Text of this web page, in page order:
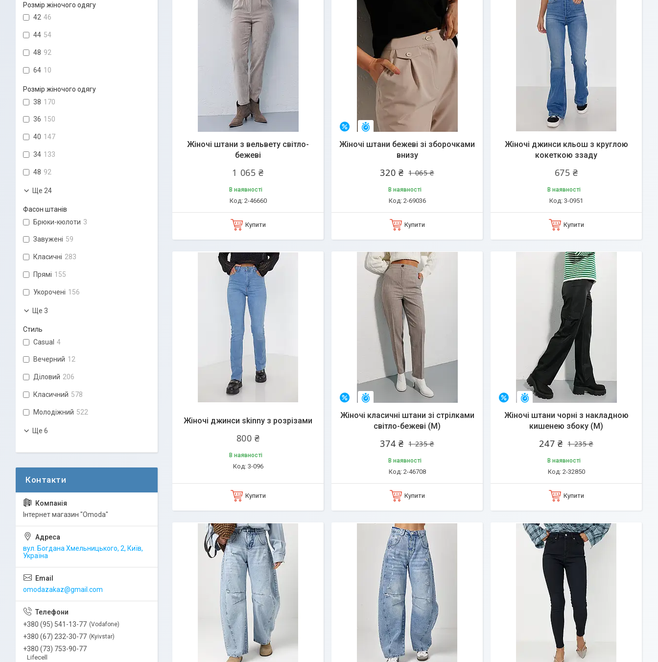
Жіночі штани з вельвету світло-
бежеві
1 065 ₴
В наявності
2-46660
Купити
–70% Залишився 1 день
Жіночі штани бежеві зі зборочками
внизу
1 065 ₴
320 ₴
В наявності
2-69036
Купити
Жіночі джинси кльош з круглою
кокеткою ззаду
675 ₴
В наявності
3-0951
Купити
Жіночі джинси skinny з розрізами
800 ₴
В наявності
3-096
Купити
–70% Залишився 21 день
Жіночі класичні штани зі стрілками
світло-бежеві (M)
1 235 ₴
374 ₴
В наявності
2-46708
Купити
–80% Залишився 31 день
Жіночі штани чорні з накладною
кишенею збоку (M)
1 235 ₴
247 ₴
В наявності
2-32850
Купити
Розмір жіночого одягу
42 46
44 54
48 92
64 10
Розмір жіночого одягу
38 170
36 150
40 147
34 133
48 92
Ще 24
Фасон штанів
Брюки-кюлоти 3
Завужені 59
Класичні 283
Прямі 155
Укорочені 156
Ще 3
Стиль
Casual 4
Вечерний 12
Діловий 206
Класичний 578
Молодіжний 522
Ще 6
Інтернет магазин "Omoda"
вул. Богдана Хмельницького, 2, Київ,
Україна
omodazakaz@gmail.com
+380 (95) 541-13-77 Vodafone
+380 (67) 232-30-77 Kyivstar
+380 (73) 753-90-77
Lifecell